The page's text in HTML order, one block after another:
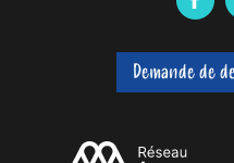
F
c
e
Demande de